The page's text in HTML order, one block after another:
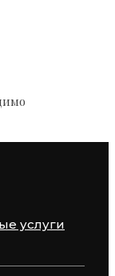
услуги